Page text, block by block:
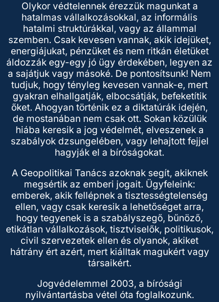
Olykor védtelennek érezzük magunkat a
hatalmas vállalkozásokkal, az informális
hatalmi struktúrákkal, vagy az állammal
szemben. Csak kevesen vannak, akik idejüket,
energiájukat, pénzüket és nem ritkán életüket
áldozzák egy-egy jó ügy érdekében, legyen az
a sajátjuk vagy másoké. De pontosítsunk! Nem
tudjuk, hogy tényleg kevesen vannak-e, mert
gyakran elhallgatják, elbocsátják, befeketítik
őket. Ahogyan történik ez a diktatúrák idején,
de mostanában nem csak ott. Sokan közülük
hiába keresik a jog védelmét, elveszenek a
szabályok dzsungelében, vagy lehajtott fejjel
hagyják el a bíróságokat.
A Geopolitikai Tanács azoknak segít, akiknek
megsértik az emberi jogait. Ügyfeleink:
emberek, akik fellépnek a tisztességtelenség
ellen, vagy csak keresik a lehetőséget arra,
hogy tegyenek is a szabályszegő, bűnöző,
etikátlan vállalkozások, tisztviselők, politikusok,
civil szervezetek ellen és olyanok, akiket
hátrány ért azért, mert kiálltak magukért vagy
társaikért.
Jogvédelemmel 2003, a bírósági
nyilvántartásba vétel óta foglalkozunk.